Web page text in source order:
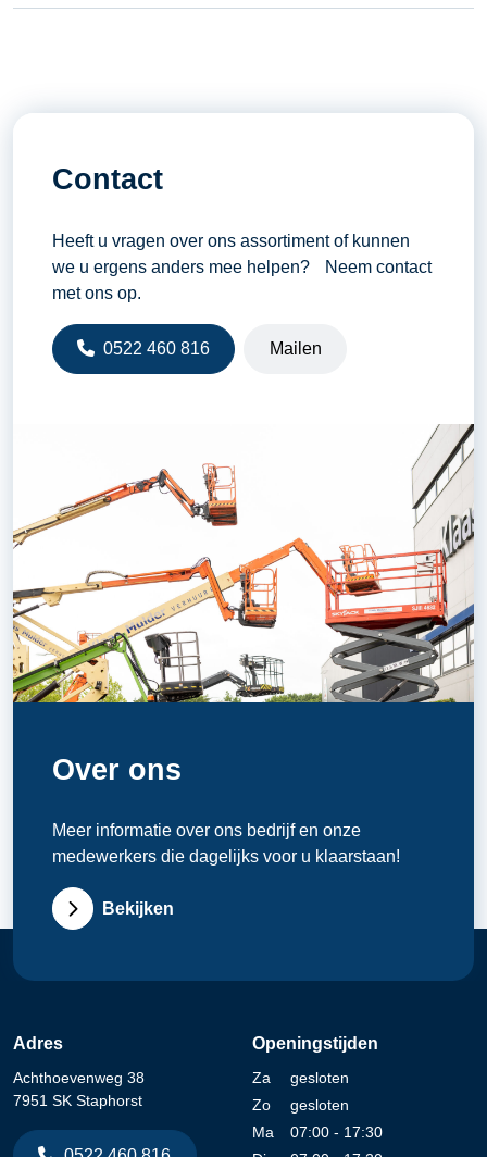
Contact
Heeft u vragen over ons assortiment of kunnen
we u ergens anders mee helpen? Neem contact
met ons op.
0522 460 816 Mailen
Over ons
Meer informatie over ons bedrijf en onze
medewerkers die dagelijks voor u klaarstaan!
Bekijken
Adres
Achthoevenweg 38
7951 SK Staphorst
Openingstijden
Za
gesloten
Zo
gesloten
Ma
07:00 - 17:30